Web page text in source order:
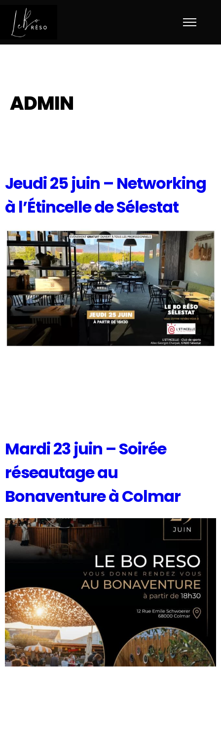
ADMIN
Jeudi 25 juin – Networking
à l’Étincelle de Sélestat
Mardi 23 juin – Soirée
réseautage au
Bonaventure à Colmar